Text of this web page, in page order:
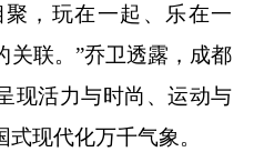
，玩在一起、乐在一
关联。”乔卫透露，成都
现活力与时尚、运动与
现代化万千气象。